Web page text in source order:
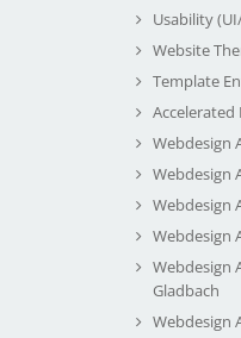
Usability
Website
Template
Accelerated
Webdesign
Webdesign
Webdesign
Webdesign
Webdesign
Gladbach
Webdesign